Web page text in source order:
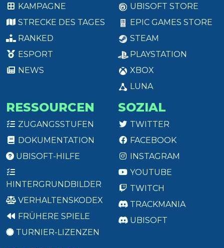
KAMPAGNE
STRECKE DES TAGES
RANKED
ESPORT
NEWS
UBISOFT STORE
EPIC GAMES STORE
STEAM
PLAYSTATION
XBOX
LUNA
RESSOURCEN
ZUGANGSSTUFEN
DOKUMENTATION
UBISOFT-HILFE
HINTERGRUNDBILDER
VERHALTENSKODEX
FRÜHERE SPIELE
TURNIER-LIZENZEN
SOZIAL
TWITTER
FACEBOOK
INSTAGRAM
YOUTUBE
TWITCH
TRACKMANIA
UBISOFT